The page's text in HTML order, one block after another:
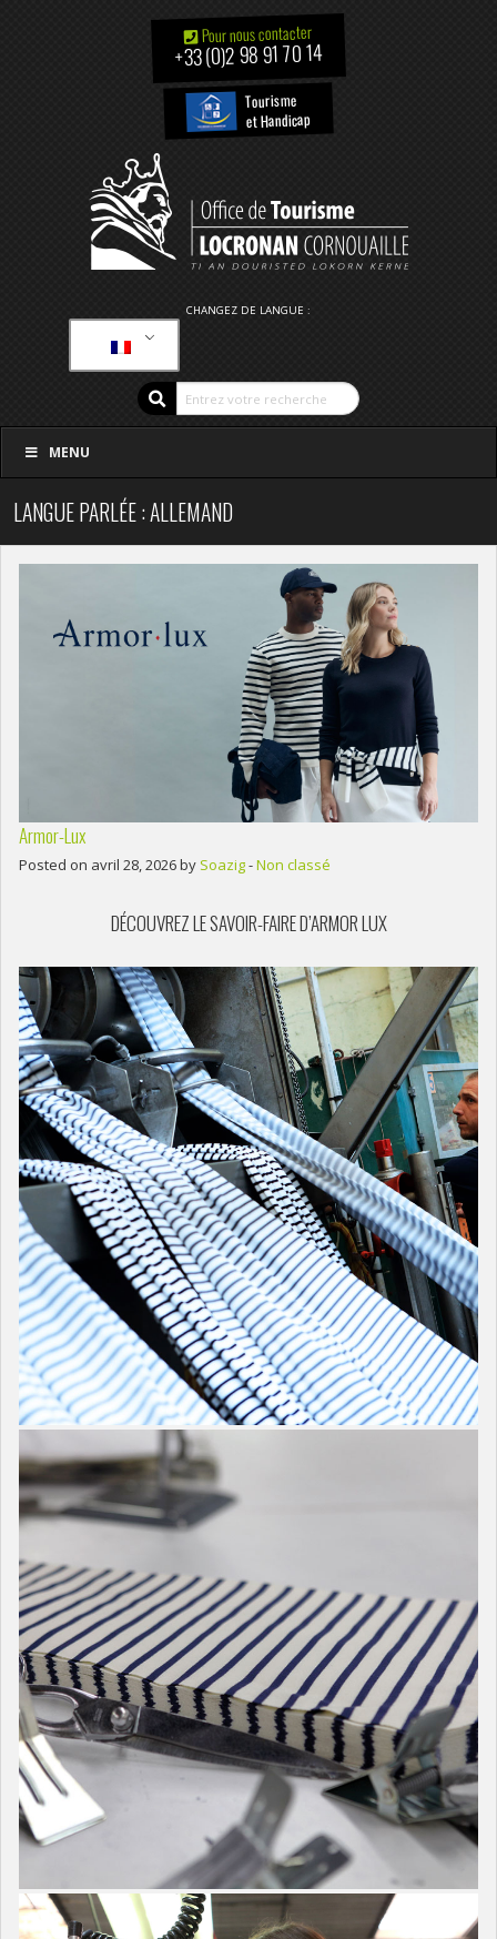
Pour nous contacter
+33 (0)2 98 91 70 14
Tourisme
et Handicap
CHANGEZ DE LANGUE :
MENU
LANGUE PARLÉE : ALLEMAND
Armor-Lux
Posted on avril 28, 2026 by Soazig-Non classé
DÉCOUVREZ LE SAVOIR-FAIRE D’ARMOR LUX